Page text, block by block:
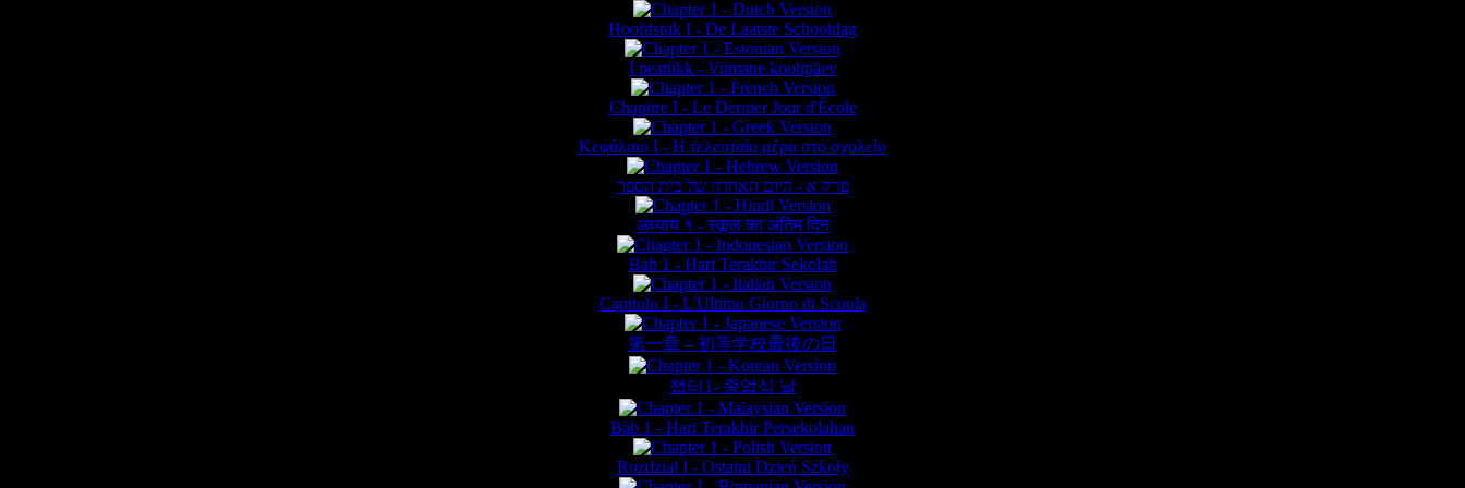
Hoofdstuk I - De Laatste Schooldag
I peatükk - Viimane koolipäev
Chapitre I - Le Dernier Jour d'École
Κεφάλαιο Ι - Η τελευταία μέρα στο σχολείο
פרק א - היום האחרון של בית הספר
अध्याय १ - स्कूल का अंतिम दिन
Bab 1 - Hari Terakhir Sekolah
Capitolo I - L'Ultimo Giorno di Scuola
第一章 – 初等学校最後の日
챕터1- 종업식 날
Bab 1 - Hari Terakhir Persekolahan
Rozdział I - Ostatni Dzień Szkoły